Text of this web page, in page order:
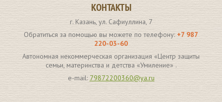
КОНТАКТЫ
г. Казань, ул. Сафиуллина, 7
Обратиться за помощью вы можете по телефону: +7 987
220-03-60
Автономная некоммерческая организация «Центр защиты
семьи, материнства и детства «Умиление» .
e-mail: 79872200360@ya.ru